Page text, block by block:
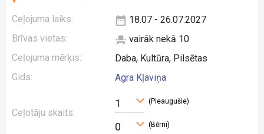
Ceļojuma laiks:
18.07 - 26.07.2027
Brīvas vietas:
vairāk nekā 10
Ceļojuma mērķis:
Daba, Kultūra, Pilsētas
Gids:
Agra Kļaviņa
Ceļotāju skaits:
1 (Pieaugušie)
0 (Bērni)